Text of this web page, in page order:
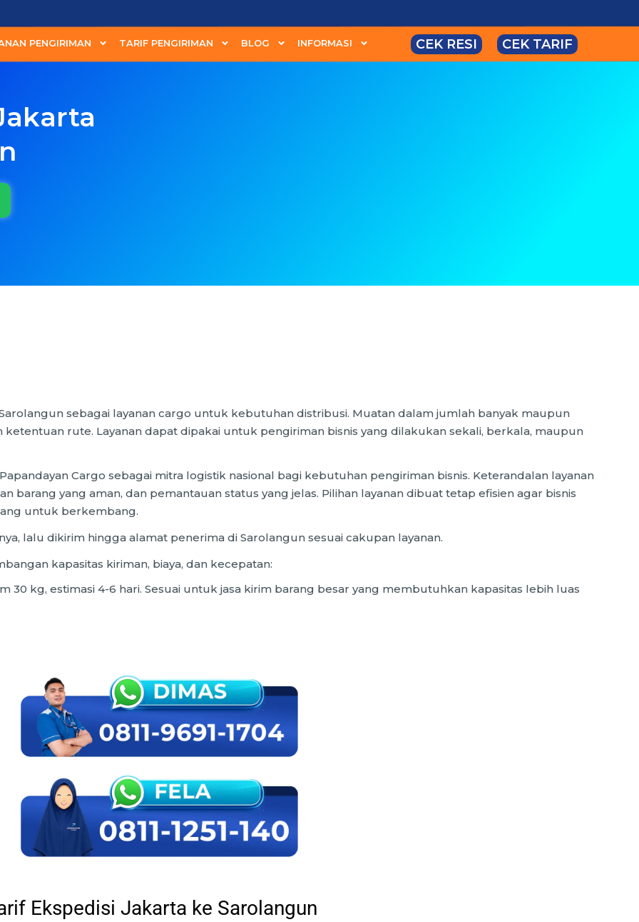
CEK TARIF
CEK RESI
PENGIRIMAN TARIF PENGIRIMAN BLOG INFORMASI
sebagai layanan cargo untuk kebutuhan distribusi. Muatan dalam jumlah banyak maupun
rute. Layanan dapat dipakai untuk pengiriman bisnis yang dilakukan sekali, berkala, maupun
Cargo sebagai mitra logistik nasional bagi kebutuhan pengiriman bisnis. Keterandalan layanan
barang yang aman, dan pemantauan status yang jelas. Pilihan layanan dibuat tetap efisien agar bisnis
untuk berkembang.
lalu dikirim hingga alamat penerima di Sarolangun sesuai cakupan layanan.
kapasitas kiriman, biaya, dan kecepatan:
30 kg, estimasi 4-6 hari. Sesuai untuk jasa kirim barang besar yang membutuhkan kapasitas lebih luas
Ekspedisi Jakarta ke Sarolangun